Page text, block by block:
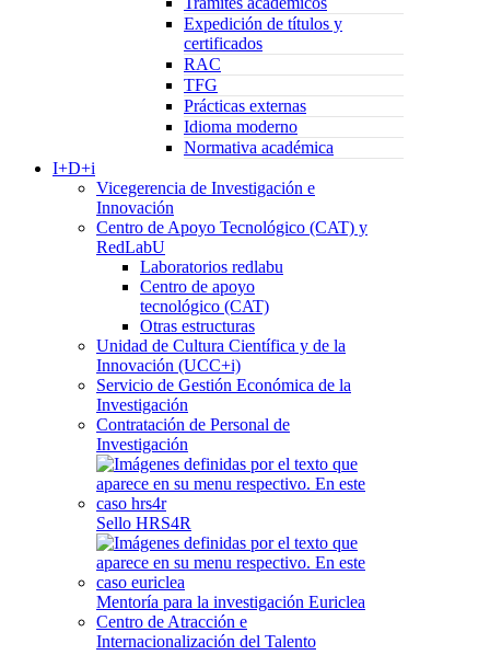
Expedición de títulos y
certificados
RAC
TFG
Prácticas externas
Idioma moderno
Normativa académica
I+D+i
Vicegerencia de Investigación e
Innovación
Centro de Apoyo Tecnológico (CAT) y
RedLabU
Laboratorios redlabu
Centro de apoyo
tecnológico (CAT)
Otras estructuras
Unidad de Cultura Científica y de la
Innovación (UCC+i)
Servicio de Gestión Económica de la
Investigación
Contratación de Personal de
Investigación
Sello HRS4R
Mentoría para la investigación Euriclea
Centro de Atracción e
Internacionalización del Talento